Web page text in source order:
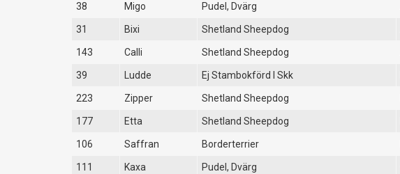
38 Migo Pudel, Dvärg
31 Bixi Shetland Sheepdog
143 Calli Shetland Sheepdog
39 Ludde Ej Stambokförd I Skk
223 Zipper Shetland Sheepdog
177 Etta Shetland Sheepdog
106 Saffran Borderterrier
111 Kaxa Pudel, Dvärg